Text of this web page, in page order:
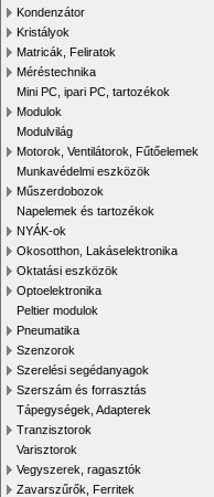
Kondenzátor
Kristályok
Matricák, Feliratok
Méréstechnika
Mini PC, ipari PC, tartozékok
Modulok
Modulvilág
Motorok, Ventilátorok, Fűtőelemek
Munkavédelmi eszközök
Műszerdobozok
Napelemek és tartozékok
NYÁK-ok
Okosotthon, Lakáselektronika
Oktatási eszközök
Optoelektronika
Peltier modulok
Pneumatika
Szenzorok
Szerelési segédanyagok
Szerszám és forrasztás
Tápegységek, Adapterek
Tranzisztorok
Varisztorok
Vegyszerek, ragasztók
Zavarszűrők, Ferritek